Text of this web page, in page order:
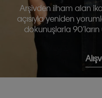
Arşivden ilham alan
açısıyla yeniden
dokunuşlarla